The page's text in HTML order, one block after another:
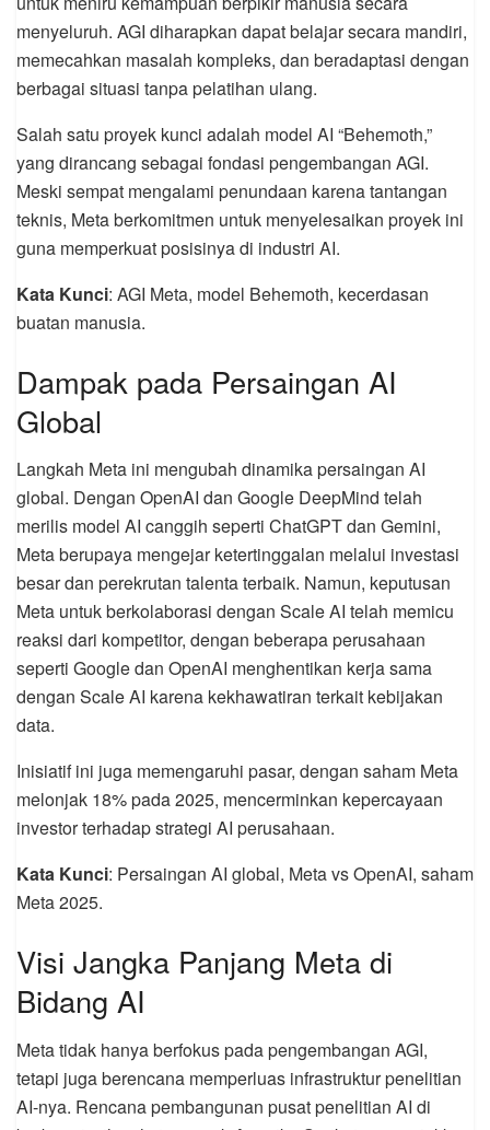
menyeluruh. AGI diharapkan dapat belajar secara mandiri,
memecahkan masalah kompleks, dan beradaptasi dengan
berbagai situasi tanpa pelatihan ulang.
Salah satu proyek kunci adalah model AI “Behemoth,”
yang dirancang sebagai fondasi pengembangan AGI.
Meski sempat mengalami penundaan karena tantangan
teknis, Meta berkomitmen untuk menyelesaikan proyek ini
guna memperkuat posisinya di industri AI.
Kata Kunci: AGI Meta, model Behemoth, kecerdasan
buatan manusia.
Dampak pada Persaingan AI
Global
Langkah Meta ini mengubah dinamika persaingan AI
global. Dengan OpenAI dan Google DeepMind telah
merilis model AI canggih seperti ChatGPT dan Gemini,
Meta berupaya mengejar ketertinggalan melalui investasi
besar dan perekrutan talenta terbaik. Namun, keputusan
Meta untuk berkolaborasi dengan Scale AI telah memicu
reaksi dari kompetitor, dengan beberapa perusahaan
seperti Google dan OpenAI menghentikan kerja sama
dengan Scale AI karena kekhawatiran terkait kebijakan
data.
Inisiatif ini juga memengaruhi pasar, dengan saham Meta
melonjak 18% pada 2025, mencerminkan kepercayaan
investor terhadap strategi AI perusahaan.
Kata Kunci: Persaingan AI global, Meta vs OpenAI, saham
Meta 2025.
Visi Jangka Panjang Meta di
Bidang AI
Meta tidak hanya berfokus pada pengembangan AGI,
tetapi juga berencana memperluas infrastruktur penelitian
AI-nya. Rencana pembangunan pusat penelitian AI di